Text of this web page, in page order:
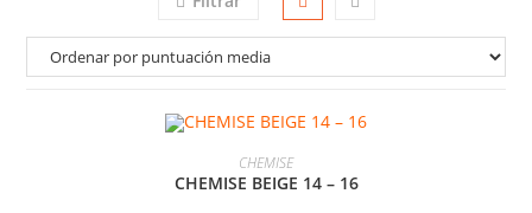
SELECCIONAR OPCIONES
CHEMISE
CHEMISE BEIGE 14 – 16